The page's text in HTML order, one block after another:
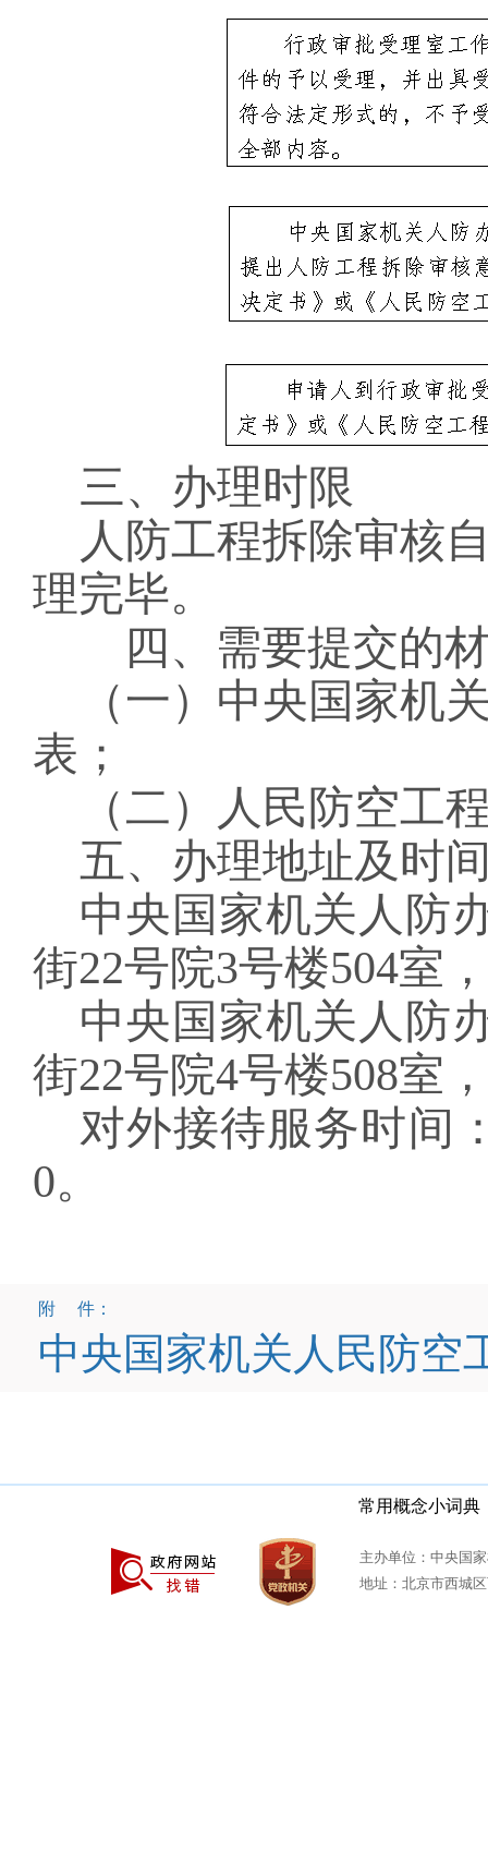
三、办理时限
人防工程拆除审核
理完毕。
四、需要提交的
（一） 中央国家机
表；
（二）人民防空工
五、办理地址及时
中央国家机关人防
街22号院3号楼504室
中央国家机关人防
街22号院4号楼508室
对外接待服务时间
0。
附 件：
中央国家机关人民防空
常用概念小词典
主办单位：中央国
地址：北京市西城